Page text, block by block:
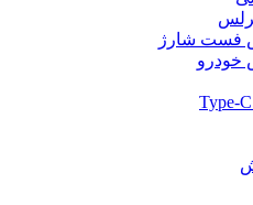
فست شارژ
خودرو